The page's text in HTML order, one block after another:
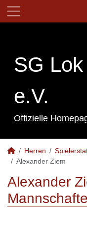
SG
e.V.
Offizielle
Herren
Alexander Ziem
Alexander